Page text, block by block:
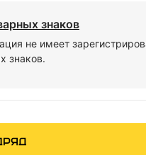
знаков
не имеет
знаков.